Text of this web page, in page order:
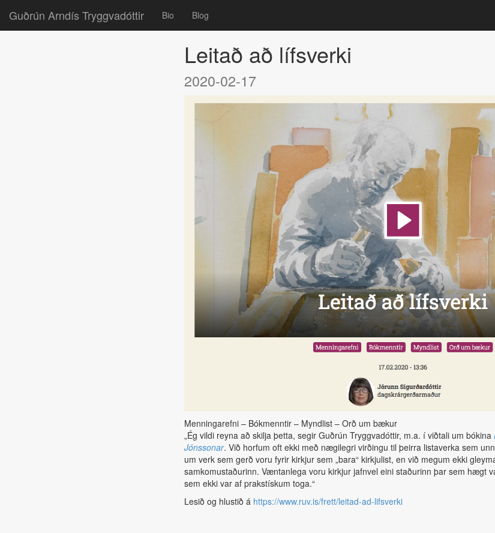
Guðrún Arndís Tryggvadóttir Bio Blog
Leitað að lífsverki
2020-02-17
Menningarefni – Bókmenntir – Myndlist – Orð um bækur
„Ég vildi reyna að skilja þetta, segir Guðrún Tryggvadóttir, m.a. í viðtali um bókina
Jónssonar. Við horfum oft ekki með nægilegri virðingu til þeirra listaverka sem
um verk sem gerð voru fyrir kirkjur sem „bara“ kirkjulist, en við megum ekki
samkomustaðurinn. Væntanlega voru kirkjur jafnvel eini staðurinn þar sem hægt
sem ekki var af prakstískum toga.“
Lesið og hlustið á https://www.ruv.is/frett/leitad-ad-lifsverki